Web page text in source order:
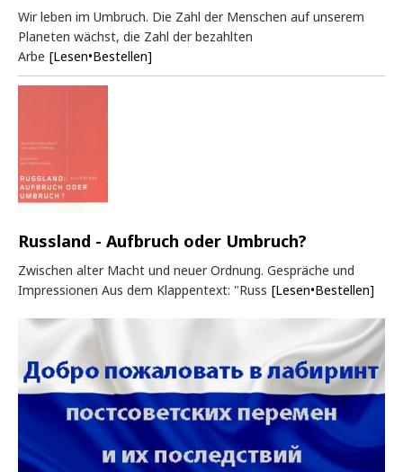
Wir leben im Umbruch. Die Zahl der Menschen auf unserem
Planeten wächst, die Zahl der bezahlten
Arbe [Lesen•Bestellen]
Russland - Aufbruch oder Umbruch?
Zwischen alter Macht und neuer Ordnung. Gespräche und
Impressionen Aus dem Klappentext: "Russ [Lesen•Bestellen]